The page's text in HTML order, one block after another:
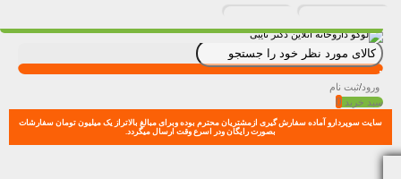
ورود/ثبت نام
سبد خرید 0
سایت سوپردارو آماده سفارش گیری ازمشتریان محترم بوده وبرای مبالغ بالاتراز یک میلیون تومان سفارشات
بصورت رایگان ودر اسرع وقت ارسال میگردد.